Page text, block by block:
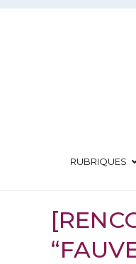
Aller
RUBRIQUES